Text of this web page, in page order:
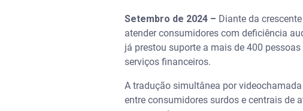
Setembro de 2024 – Diante da
atender consumidores com deficiência
já prestou suporte a mais de 400
serviços financeiros.
A tradução simultânea por
entre consumidores surdos e centrais de